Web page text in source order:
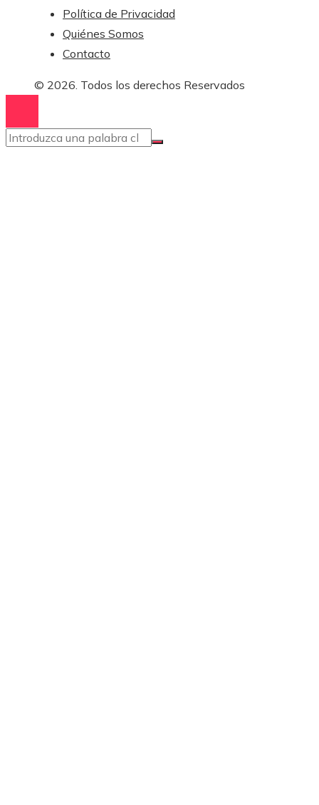
Política de Privacidad
Quiénes Somos
Contacto
© 2026. Todos los derechos Reservados